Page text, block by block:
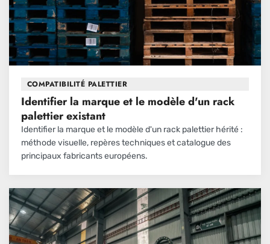
COMPATIBILITÉ PALETTIER
Identifier la marque et le modèle d'un rack
palettier existant
Identifier la marque et le modèle d'un rack palettier hérité :
méthode visuelle, repères techniques et catalogue des
principaux fabricants européens.